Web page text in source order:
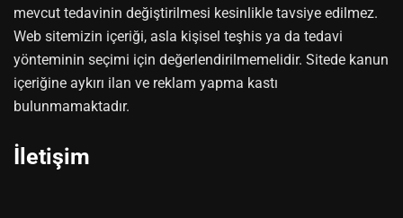
mevcut tedavinin değiştirilmesi kesinlikle tavsiye edilmez.
Web sitemizin içeriği, asla kişisel teşhis ya da tedavi
yönteminin seçimi için değerlendirilmemelidir. Sitede kanun
içeriğine aykırı ilan ve reklam yapma kastı
bulunmamaktadır.
İletişim